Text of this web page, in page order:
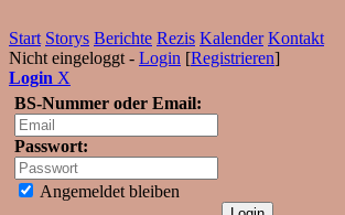
Start Storys Berichte Rezis Kalender Kontakt
Nicht eingeloggt - Login [Registrieren]
Login X
BS-Nummer oder Email:
Passwort:
Angemeldet bleiben